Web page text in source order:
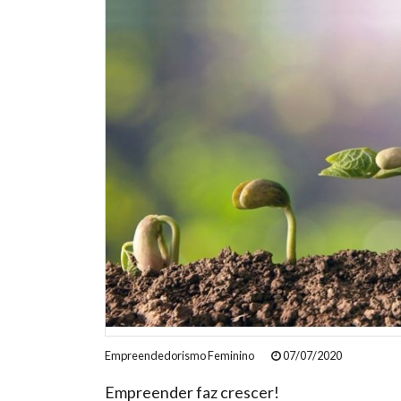
Empreendedorismo Feminino 07/07/2020
Empreender faz crescer!